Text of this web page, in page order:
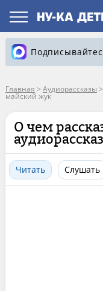
Главная > Аудиорассказы >
майский жук
О чем
аудиорассказ
Читать Слушать